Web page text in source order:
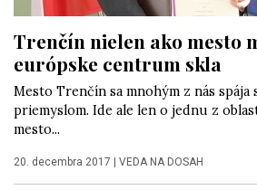
Trenčín nielen ako mesto
európske centrum skla
Mesto Trenčín sa mnohým z nás spája
priemyslom. Ide ale len o jednu z
mesto...
20. decembra 2017 VEDA NA DOSAH